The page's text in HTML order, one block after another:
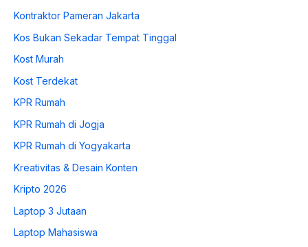
Kontraktor Pameran Jakarta
Kos Bukan Sekadar Tempat Tinggal
Kost Murah
Kost Terdekat
KPR Rumah
KPR Rumah di Jogja
KPR Rumah di Yogyakarta
Kreativitas & Desain Konten
Kripto 2026
Laptop 3 Jutaan
Laptop Mahasiswa